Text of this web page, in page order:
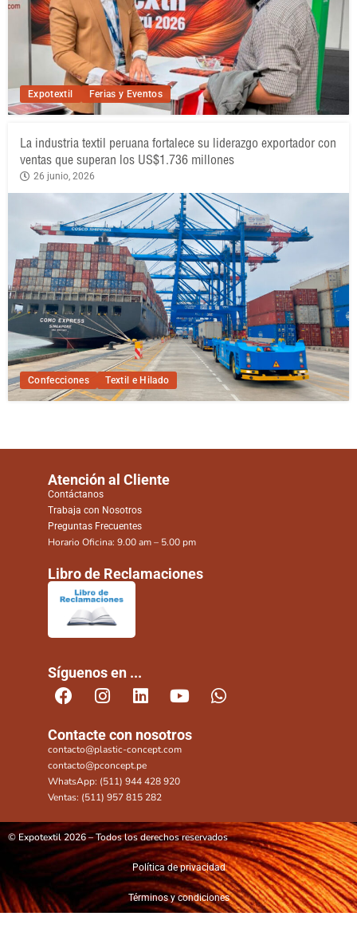
Expotextil Ferias y Eventos
Confecciones Textil e Hilado
La industria textil peruana fortalece su liderazgo exportador con
ventas que superan los US$1.736 millones
26 junio, 2026
Atención al Cliente
Contáctanos
Trabaja con Nosotros
Preguntas Frecuentes
Horario Oficina: 9.00 am – 5.00 pm
Libro de Reclamaciones
Síguenos en ...
Contacte con nosotros
contacto@plastic-concept.com
contacto@pconcept.pe
WhatsApp: (511) 944 428 920
Ventas: (511) 957 815 282
© Expotextil 2026 – Todos los derechos reservados
Política de privacidad
Términos y condiciones